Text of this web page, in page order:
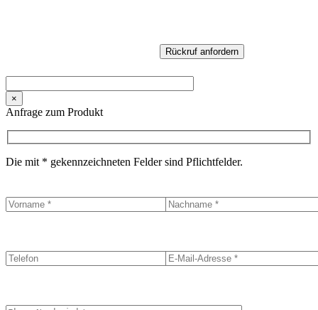
×
Anfrage zum Produkt
Die mit * gekennzeichneten Felder sind Pflichtfelder.